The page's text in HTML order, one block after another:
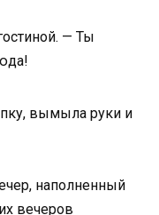
— Ты
вымыла руки и
наполненный
вечеров